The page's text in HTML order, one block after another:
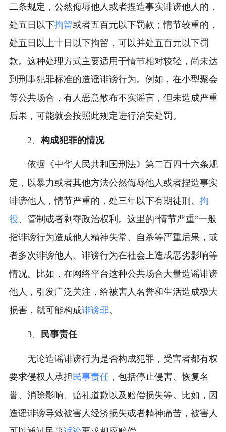
二条规定，公然侮辱他人或者捏造事实诽谤他人的，
处五日以下拘留或者五百元以下罚款；情节较重的，
处五日以上十日以下拘留，可以并处五百元以下罚
款。这种处理方式主要适用于情节相对较轻，尚未达
到刑事犯罪标准的造谣诽谤行为。例如，在小型聚会
等公共场合，有人恶意散布不实谣言，但未造成严重
后果，可能就会按照此规定进行治安处罚。
2、构成犯罪的情况
依据《中华人民共和国刑法》第二百四十六条规
定，以暴力或者其他方法公然侮辱他人或者捏造事实
诽谤他人，情节严重的，处三年以下有期徒刑、 拘
役、管制或者剥夺政治权利。这里的“情节严重”一般
指诽谤行为造成他人精神失常、自杀等严重后果，或
者多次诽谤他人、诽谤行为在社会上造成恶劣影响等
情况。比如，在网络平台这种公共场合大量造谣诽谤
他人，引发广泛关注，给被害人名誉和生活造成极大
损害，就可能构成诽谤罪。
3、 民事责任
无论造谣诽谤行为是否构成犯罪，受害者都有权
要求侵权人承担 民事责任，包括停止侵害、恢复名
誉、消除影响、赔礼道歉以及赔偿损失等。比如，因
造谣诽谤导致被害人经济损失或者精神痛苦，被害人